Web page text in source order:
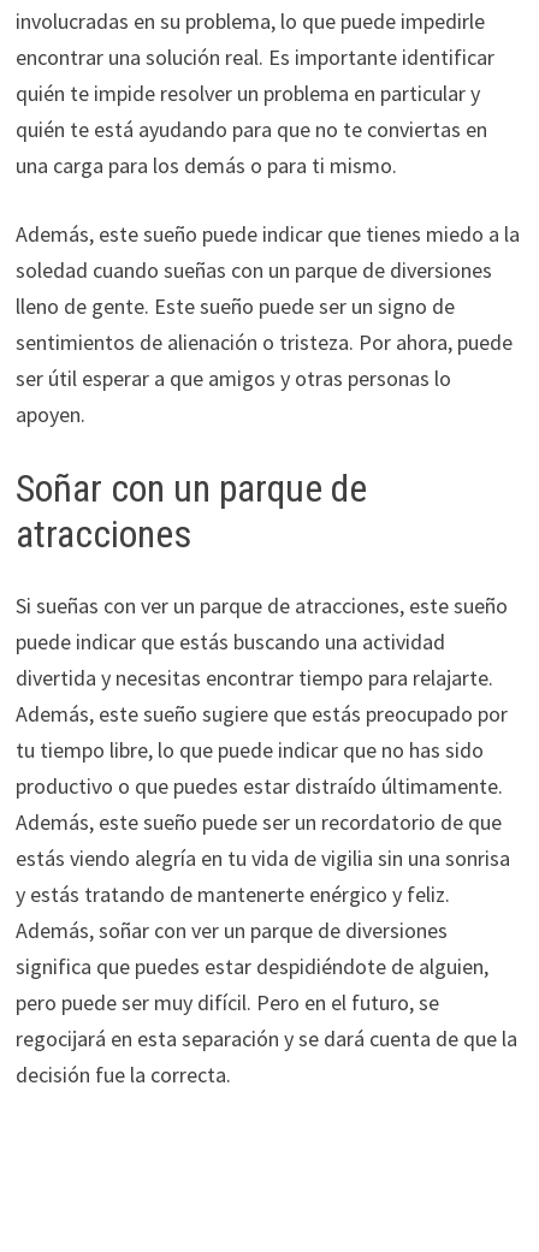
involucradas en su problema, lo que puede impedirle
encontrar una solución real. Es importante identificar
quién te impide resolver un problema en particular y
quién te está ayudando para que no te conviertas en
una carga para los demás o para ti mismo.
Además, este sueño puede indicar que tienes miedo a la
soledad cuando sueñas con un parque de diversiones
lleno de gente. Este sueño puede ser un signo de
sentimientos de alienación o tristeza. Por ahora, puede
ser útil esperar a que amigos y otras personas lo
apoyen.
Soñar con un parque de
atracciones
Si sueñas con ver un parque de atracciones, este sueño
puede indicar que estás buscando una actividad
divertida y necesitas encontrar tiempo para relajarte.
Además, este sueño sugiere que estás preocupado por
tu tiempo libre, lo que puede indicar que no has sido
productivo o que puedes estar distraído últimamente.
Además, este sueño puede ser un recordatorio de que
estás viendo alegría en tu vida de vigilia sin una sonrisa
y estás tratando de mantenerte enérgico y feliz.
Además, soñar con ver un parque de diversiones
significa que puedes estar despidiéndote de alguien,
pero puede ser muy difícil. Pero en el futuro, se
regocijará en esta separación y se dará cuenta de que la
decisión fue la correcta.